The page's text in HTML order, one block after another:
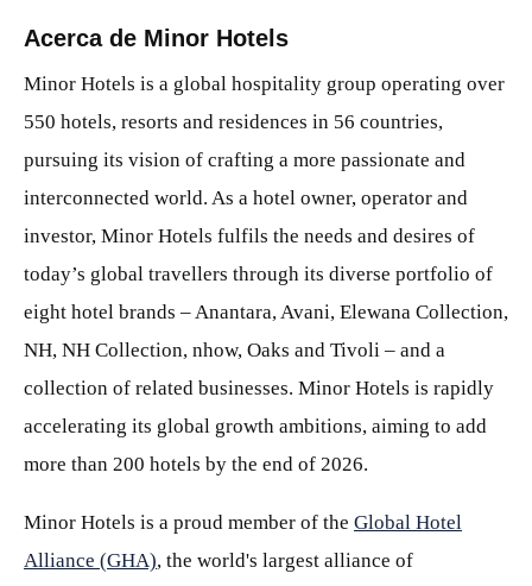
Acerca de Minor Hotels
Minor Hotels is a global hospitality group operating over
550 hotels, resorts and residences in 56 countries,
pursuing its vision of crafting a more passionate and
interconnected world. As a hotel owner, operator and
investor, Minor Hotels fulfils the needs and desires of
today’s global travellers through its diverse portfolio of
eight hotel brands – Anantara, Avani, Elewana Collection,
NH, NH Collection, nhow, Oaks and Tivoli – and a
collection of related businesses. Minor Hotels is rapidly
accelerating its global growth ambitions, aiming to add
more than 200 hotels by the end of 2026.
Minor Hotels is a proud member of the Global Hotel
Alliance (GHA), the world's largest alliance of